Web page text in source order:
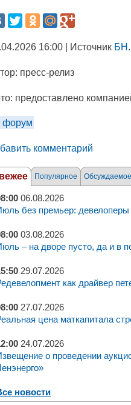
16:00 | Источник
пресс-релиз
предоставлено
форум
комментарий
Популярное Обсуждаемое
06.08.2026
без премьер: девелоперы
03.08.2026
– на дворе пусто, да и в
29.07.2026
как драйвер
27.07.2026
цена маткапитала
24.07.2026
о проведении
новости